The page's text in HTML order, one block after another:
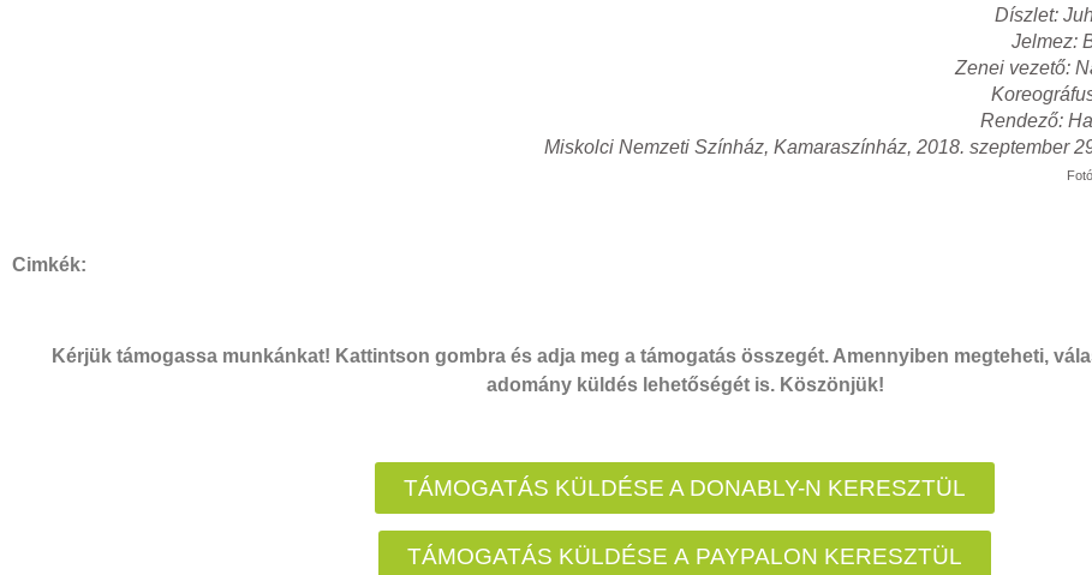
Díszlet:
Jelmez:
Zenei vezető:
Rendező:
Miskolci Nemzeti Színház, Kamaraszínház, 2018. szeptember
Cimkék:
Kérjük támogassa munkánkat! Kattintson gombra és adja meg a támogatás összegét. Amennyiben megteheti,
adomány küldés lehetőségét is. Köszönjük!
TÁMOGATÁS KÜLDÉSE A DONABLY-N KERESZTÜL
TÁMOGATÁS KÜLDÉSE A PAYPALON KERESZTÜL